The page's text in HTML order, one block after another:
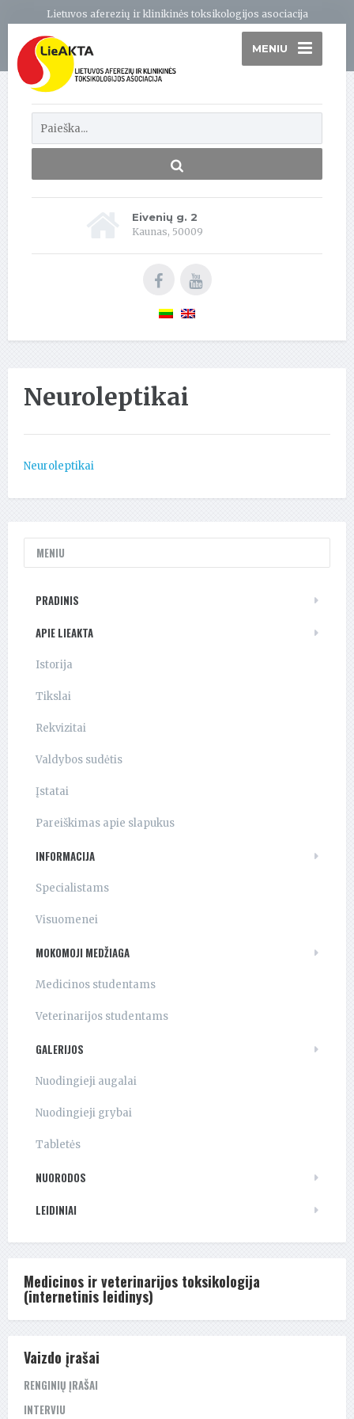
Lietuvos aferezių ir klinikinės toksikologijos asociacija
MENIU
Eivenių g. 2
Kaunas, 50009
Neuroleptikai
Neuroleptikai
MENIU
PRADINIS
APIE LIEAKTA
Istorija
Tikslai
Rekvizitai
Valdybos sudėtis
Įstatai
Pareiškimas apie slapukus
INFORMACIJA
Specialistams
Visuomenei
MOKOMOJI MEDŽIAGA
Medicinos studentams
Veterinarijos studentams
GALERIJOS
Nuodingieji augalai
Nuodingieji grybai
Tabletės
NUORODOS
LEIDINIAI
Medicinos ir veterinarijos toksikologija
(internetinis leidinys)
Vaizdo įrašai
RENGINIŲ ĮRAŠAI
INTERVIU